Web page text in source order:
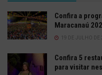
Confira a
Maracanaú
19 DE JULHO DE
Confira 5
para visitar